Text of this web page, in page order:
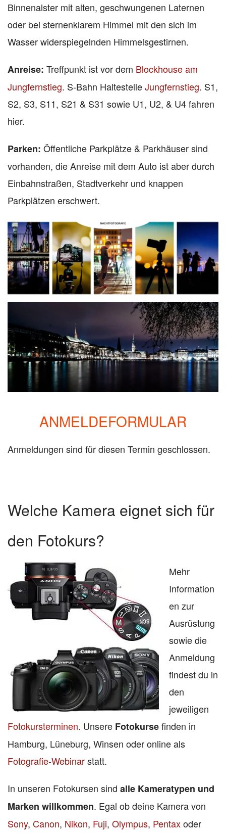
Binnenalster mit alten, geschwungenen Laternen
oder bei sternenklarem Himmel mit den sich im
Wasser widerspiegelnden Himmelsgestirnen.
Anreise: Treffpunkt ist vor dem Blockhouse am
Jungfernstieg. S-Bahn HaltestelleJungfernstieg. S1,
S2, S3, S11, S21 & S31 sowie U1, U2, & U4 fahren
hier.
Parken: Öffentliche Parkplätze & Parkhäuser sind
vorhanden, die Anreise mit dem Auto ist aber durch
Einbahnstraßen, Stadtverkehr und knappen
Parkplätzen erschwert.
ANMELDEFORMULAR
Anmeldungen sind für diesen Termin geschlossen.
Welche Kamera eignet sich für
den Fotokurs?
Mehr
Information
en zur
Ausrüstung
sowie die
Anmeldung
findest du in
den
jeweiligen
Fotokursterminen. Unsere Fotokursefinden in
Hamburg, Lüneburg, Winsen oder online als
Fotografie-Webinarstatt.
In unseren Fotokursen sind alle Kameratypen und
Marken willkommen. Egal ob deine Kamera von
Sony, Canon, Nikon, Fuji, Olympus, Pentaxoder